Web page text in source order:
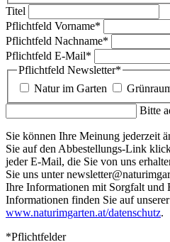
Titel
Pflichtfeld Vorname*
Pflichtfeld Nachname*
Pflichtfeld E-Mail*
Pflichtfeld Newsletter*
Natur im Garten
Bitte
Sie können Ihre Meinung jederzeit
Sie auf den Abbestellungs-Link
jeder E-Mail, die Sie von uns
Sie uns unter
Ihre Informationen mit Sorgfalt und
Informationen finden Sie auf
www.naturimgarten.at/datenschutz.
*Pflichtfelder